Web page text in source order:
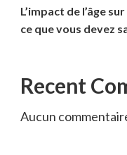
L’impact de l’âge
ce que vous devez
Recent
Aucun